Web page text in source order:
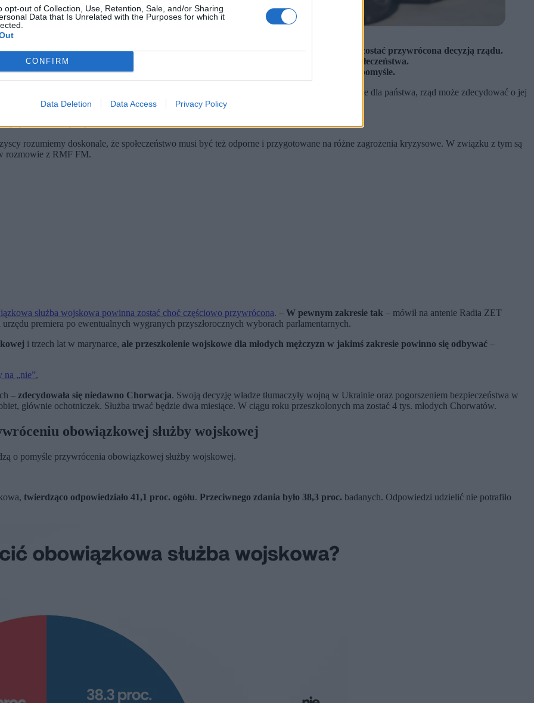
opt-out of Collection, Use, Retention, Sale, and/or Sharing
Data that Is Unrelated with the Purposes for which it
CONFIRM
Data Deletion Data Access Privacy Policy
w siedzibie 18. Batalionu Rozpoznawczego w Białej Podlaskiej (fot. Karol Zienkiewicz / PAP)
11 lutego 2009 r. Kluczowe jest jednak słowo „zawieszona”, bo w razie zagrożenia może zostać przywrócona decyzją rządu.
Szłapka podkreślił, że zamiast tego rozwijane są szkolenia zwiększające odporność społeczeństwa.
Pracownia SW Research na zlecenie Zero.pl zapytała Polaków, co sądzą o tym pomyśle.
11 lutego 2009 r. Kluczowe jest jednak słowo
– jeżeli pojawiłoby się zagrożenie dla państwa, rząd może zdecydować o jej
poparcie dla krajowych firm.
rozumiemy doskonale, że społeczeństwo musi być też odporne i przygotowane na różne zagrożenia kryzysowe. W związku z tym są
rozmowie z RMF FM.
służba wojskowa powinna zostać choć częściowo przywrócona. – W pewnym zakresie tak – mówił na antenie Radia ZET
premiera po ewentualnych wygranych przyszłorocznych wyborach parlamentarnych.
i trzech lat w marynarce, ale przeszkolenie wojskowe dla młodych mężczyzn w jakimś zakresie powinno się odbywać –
„nie”.
– zdecydowała się niedawno Chorwacja. Swoją decyzję władze tłumaczyły wojną w Ukrainie oraz pogorszeniem bezpieczeństwa w
głównie ochotniczek. Służba trwać będzie dwa miesiące. W ciągu roku przeszkolonych ma zostać 4 tys. młodych Chorwatów.
obowiązkowej służby wojskowej
o pomyśle przywrócenia obowiązkowej służby wojskowej.
twierdząco odpowiedziało 41,1 proc. ogółu. Przeciwnego zdania było 38,3 proc. badanych. Odpowiedzi udzielić nie potrafiło